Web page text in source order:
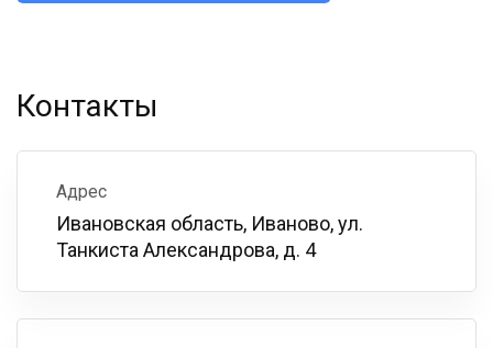
Контакты
Адрес
Ивановская область, Иваново, ул.
Танкиста Александрова, д. 4